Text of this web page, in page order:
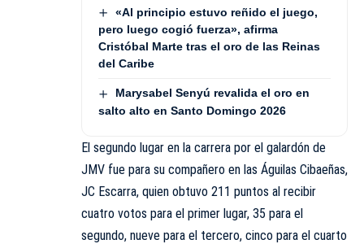
«Al principio estuvo reñido el juego,
pero luego cogió fuerza», afirma
Cristóbal Marte tras el oro de las Reinas
del Caribe
Marysabel Senyú revalida el oro en
salto alto en Santo Domingo 2026
El segundo lugar en la carrera por el galardón de
JMV fue para su compañero en las Águilas Cibaeñas,
JC Escarra, quien obtuvo 211 puntos al recibir
cuatro votos para el primer lugar, 35 para el
segundo, nueve para el tercero, cinco para el cuarto